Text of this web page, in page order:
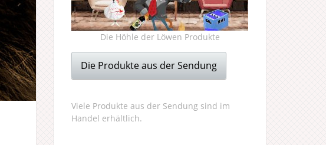
Die Höhle der Löwen Produkte
Die Produkte aus der Sendung
Viele Produkte aus der Sendung sind im
Handel erhältlich.